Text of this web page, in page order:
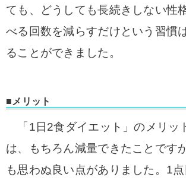
ても、どうしても長続きしない性
べる回数を減らすだけという習慣
ることができました。
■メリット
「1日2食ダイエット」のメリッ
は、もちろん減量できたことです
も思わぬ良い点がありました。1